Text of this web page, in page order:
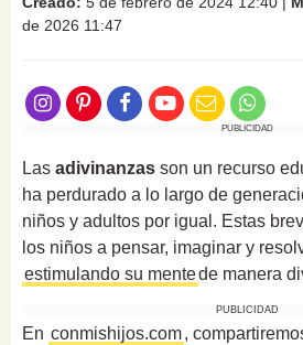
de 2026 11:47
PUBLICIDAD
Las adivinanzas son un recurso
ha perdurado a lo largo de
niños y adultos por igual. Estas
los niños a pensar, imaginar y
estimulando su mentede manera
PUBLICIDAD
En conmishijos.com,